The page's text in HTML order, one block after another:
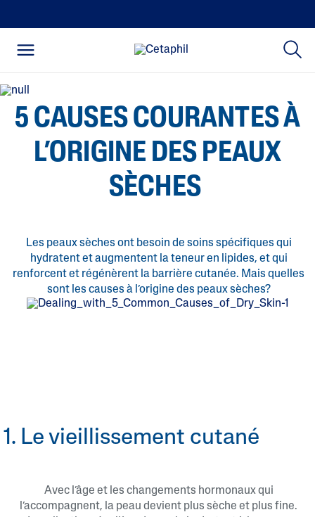
5 CAUSES COURANTES À
L’ORIGINE DES PEAUX
SÈCHES
Les peaux sèches ont besoin de soins spécifiques qui
hydratent et augmentent la teneur en lipides, et qui
renforcent et régénèrent la barrière cutanée. Mais quelles
sont les causes à l’origine des peaux sèches?
1. Le vieillissement cutané
Avec l’âge et les changements hormonaux qui
l’accompagnent, la peau devient plus sèche et plus fine.